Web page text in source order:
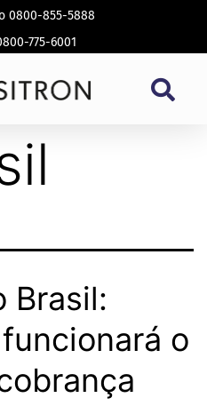
0800-855-5888
775-6001
flow
Brasil:
o